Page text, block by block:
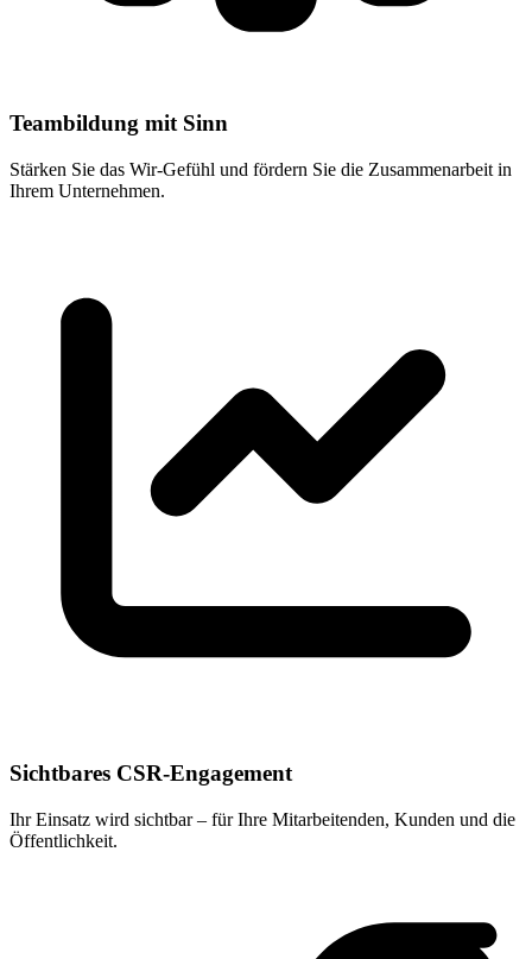
Teambildung mit Sinn
Stärken Sie das Wir-Gefühl und fördern Sie die Zusammenarbeit in
Ihrem Unternehmen.
Sichtbares CSR-Engagement
Ihr Einsatz wird sichtbar – für Ihre Mitarbeitenden, Kunden und die
Öffentlichkeit.